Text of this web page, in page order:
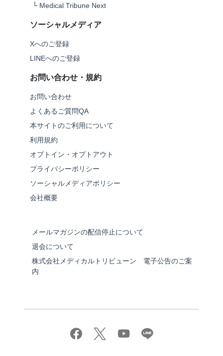
└ Medical Tribune Next
ソーシャルメディア
Xへのご登録
LINEへのご登録
お問い合わせ・規約
お問い合わせ
よくあるご質問QA
本サイトのご利用について
利用規約
オプトイン・オプトアウト
プライバシーポリシー
ソーシャルメディアポリシー
会社概要
メールマガジンの配信停止について
退会について
株式会社メディカルトリビューン 電子公告のご案
内